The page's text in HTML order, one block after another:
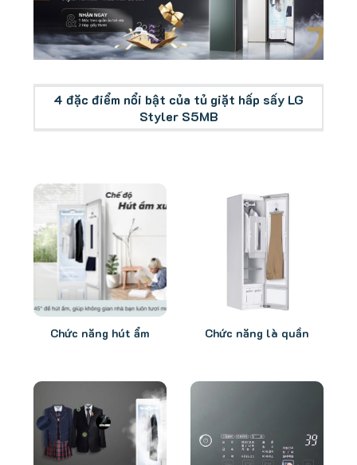
4 đặc điểm nổi bật của tủ giặt hấp sấy LG
Styler S5MB
Chức năng hút ẩm Chức năng là quần